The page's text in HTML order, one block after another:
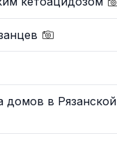
домов в Рязанской